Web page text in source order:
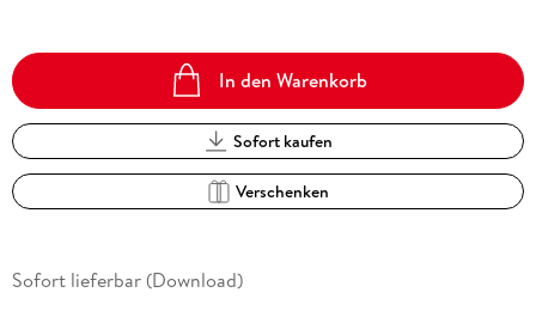
In den Warenkorb
Sofort kaufen
Verschenken
Sofort lieferbar (Download)